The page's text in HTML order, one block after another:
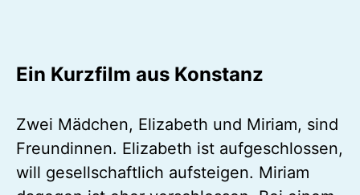
Ein Kurzfilm aus Konstanz
Zwei Mädchen, Elizabeth und Miriam, sind
Freundinnen. Elizabeth ist aufgeschlossen,
will gesellschaftlich aufsteigen. Miriam